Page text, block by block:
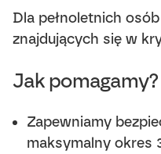
Dla pełnoletnich
znajdujących się w
Jak pomagamy?
Zapewniamy
maksymalny okres